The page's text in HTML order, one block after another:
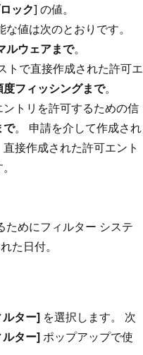
ック] の値。
な値は次のとおりです。
ルウェアまで。
トで直接作成された許可エ
フィッシングまで。
トリを許可するための信
で。 申請を介して作成され
接作成された許可エント
ためにフィルター システ
た日付。
ルター] を選択します。 次
ルター]ポップアップで使